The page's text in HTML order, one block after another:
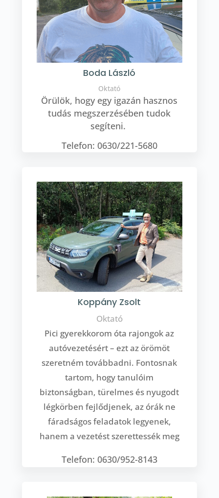
Boda László
Oktató
Örülök, hogy egy igazán hasznos
tudás megszerzésében tudok
segíteni.
Telefon: 0630/221-5680
Koppány Zsolt
Oktató
Pici gyerekkorom óta rajongok az
autóvezetésért – ezt az örömöt
szeretném továbbadni. Fontosnak
tartom, hogy tanulóim
biztonságban, türelmes és nyugodt
légkörben fejlődjenek, az órák ne
fáradságos feladatok legyenek,
hanem a vezetést szerettessék meg
Telefon: 0630/952-8143